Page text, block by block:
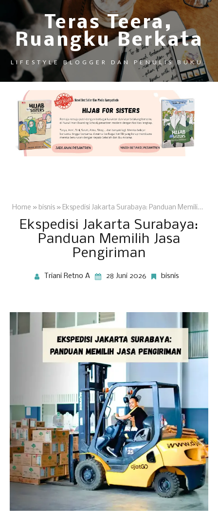
Teras Teera,
Ruangku Berkata
LIFESTYLE BLOGGER DAN PENULIS BUKU.
Home » bisnis » Ekspedisi Jakarta Surabaya: Panduan Memilih Jasa Pengiriman
Ekspedisi Jakarta Surabaya:
Panduan Memilih Jasa
Pengiriman
Triani Retno A 28 Juni 2026 bisnis